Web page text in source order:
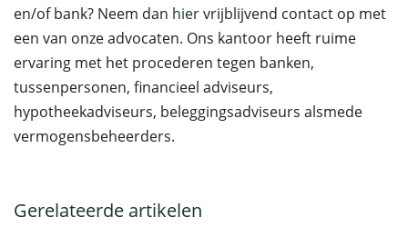
en/of bank? Neem dan hiervrijblijvend contact op met
een van onze advocaten. Ons kantoor heeft ruime
ervaring met het procederen tegen banken,
tussenpersonen, financieel adviseurs,
hypotheekadviseurs, beleggingsadviseurs alsmede
vermogensbeheerders.
Gerelateerde artikelen